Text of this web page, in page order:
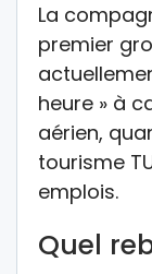
La
premier
heure » à
aérien,
tourisme
emplois.
Quel